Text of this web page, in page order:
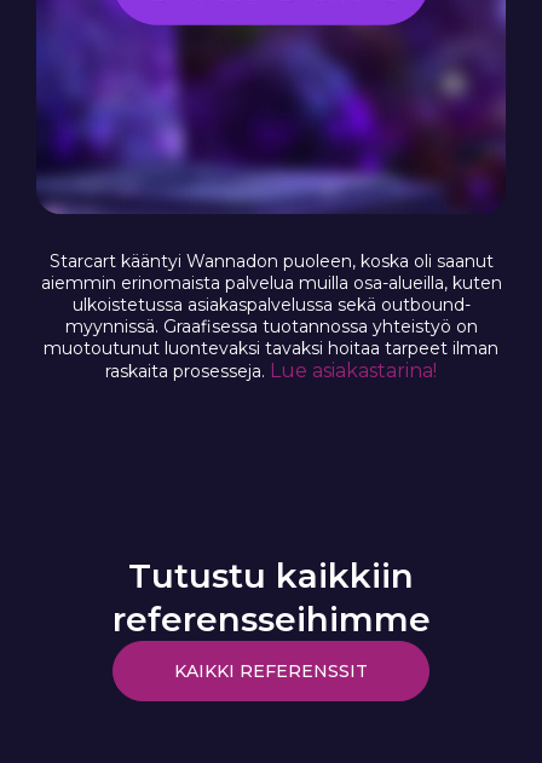
Starcart kääntyi Wannadon puoleen, koska oli saanut
aiemmin erinomaista palvelua muilla osa-alueilla, kuten
ulkoistetussa asiakaspalvelussa sekä outbound-
myynnissä. Graafisessa tuotannossa yhteistyö on
muotoutunut luontevaksi tavaksi hoitaa tarpeet ilman
raskaita prosesseja. Lue asiakastarina!
Tutustu kaikkiin
referensseihimme
KAIKKI REFERENSSIT